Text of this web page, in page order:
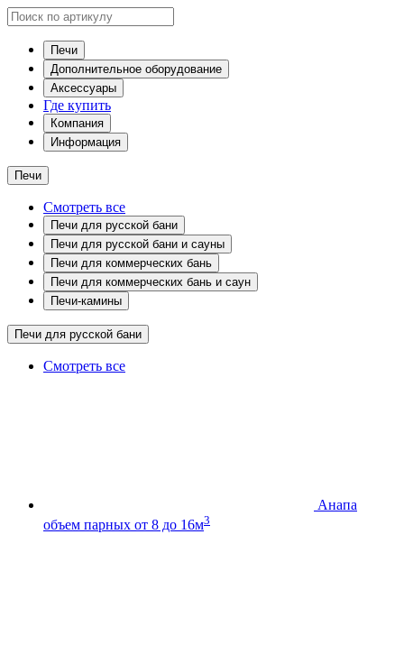
Печи
Дополнительное оборудование
Аксессуары
Где купить
Компания
Информация
Печи
Смотреть все
Печи для русской бани
Печи для русской бани и сауны
Печи для коммерческих бань
Печи для коммерческих бань и саун
Печи-камины
Печи для русской бани
Смотреть все
Анапа
объем парных от 8 до 16м3